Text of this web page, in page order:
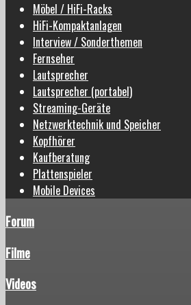
Möbel / HiFi-Racks
HiFi-Kompaktanlagen
Interview / Sonderthemen
Fernseher
Lautsprecher
Lautsprecher (portabel)
Streaming-Geräte
Netzwerktechnik und Speicher
Kopfhörer
Kaufberatung
Plattenspieler
Mobile Devices
Forum
Filme
Videos